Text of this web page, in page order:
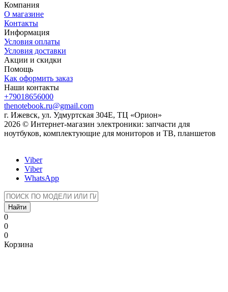
Компания
О магазине
Контакты
Информация
Условия оплаты
Условия доставки
Акции и скидки
Помощь
Как оформить заказ
Наши контакты
+79018656000
thenotebook.ru@gmail.com
г. Ижевск, ул. Удмуртская 304Е, ТЦ «Орион»
2026 © Интернет-магазин электроники: запчасти для
ноутбуков, комплектующие для мониторов и ТВ, планшетов
Viber
Viber
WhatsApp
Найти
0
0
0
Корзина